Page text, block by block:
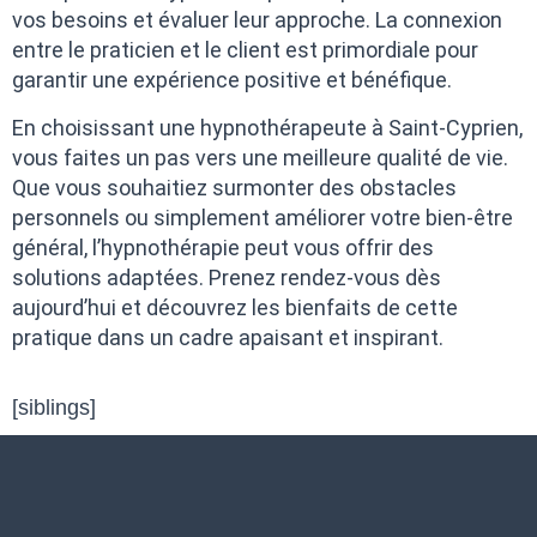
vos besoins et évaluer leur approche. La connexion
entre le praticien et le client est primordiale pour
garantir une expérience positive et bénéfique.
En choisissant une hypnothérapeute à Saint-Cyprien,
vous faites un pas vers une meilleure qualité de vie.
Que vous souhaitiez surmonter des obstacles
personnels ou simplement améliorer votre bien-être
général, l’hypnothérapie peut vous offrir des
solutions adaptées. Prenez rendez-vous dès
aujourd’hui et découvrez les bienfaits de cette
pratique dans un cadre apaisant et inspirant.
[siblings]